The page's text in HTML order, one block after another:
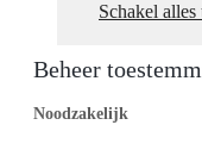
Schakel alles
Beheer
Noodzakelijk